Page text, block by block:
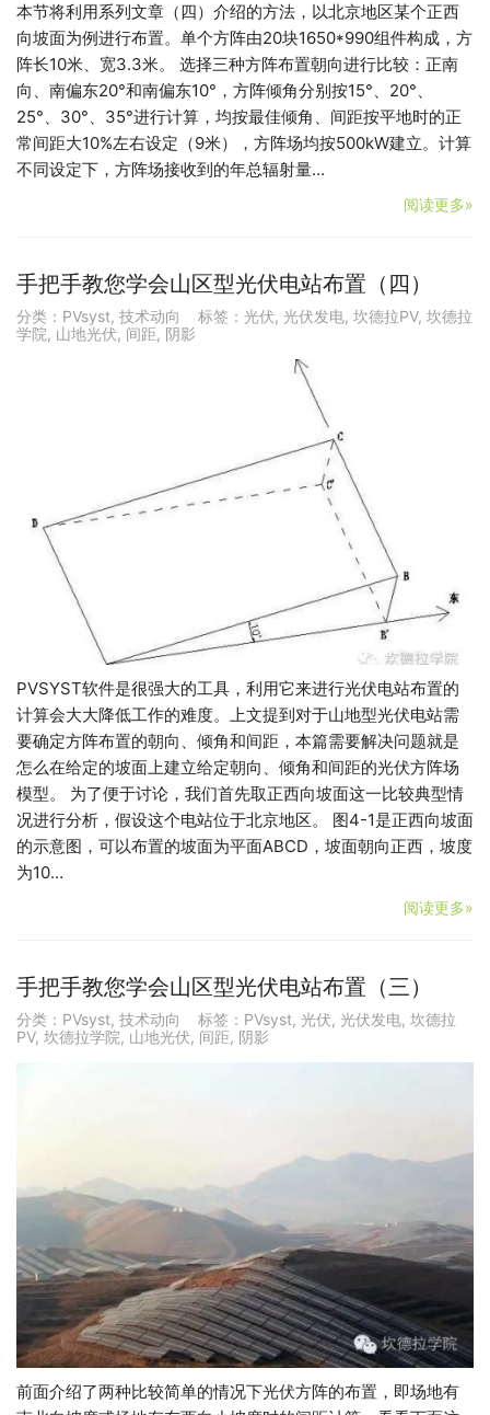
本节将利用系列文章（四）介绍的方法，以北京地区某个正西
向坡面为例进行布置。单个方阵由20块1650*990组件构成，方
阵长10米、宽3.3米。 选择三种方阵布置朝向进行比较：正南
向、南偏东20°和南偏东10°，方阵倾角分别按15°、20°、
25°、30°、35°进行计算，均按最佳倾角、间距按平地时的正
常间距大10%左右设定（9米），方阵场均按500kW建立。计算
不同设定下，方阵场接收到的年总辐射量…
阅读更多»
手把手教您学会山区型光伏电站布置（四）
分类： PVsyst, 技术动向 标签： 光伏, 光伏发电, 坎德拉PV, 坎德拉
学院, 山地光伏, 间距, 阴影
PVSYST软件是很强大的工具，利用它来进行光伏电站布置的
计算会大大降低工作的难度。上文提到对于山地型光伏电站需
要确定方阵布置的朝向、倾角和间距，本篇需要解决问题就是
怎么在给定的坡面上建立给定朝向、倾角和间距的光伏方阵场
模型。 为了便于讨论，我们首先取正西向坡面这一比较典型情
况进行分析，假设这个电站位于北京地区。 图4-1是正西向坡面
的示意图，可以布置的坡面为平面ABCD，坡面朝向正西，坡度
为10…
阅读更多»
手把手教您学会山区型光伏电站布置（三）
分类： PVsyst, 技术动向 标签： PVsyst, 光伏, 光伏发电, 坎德拉
PV, 坎德拉学院, 山地光伏, 间距, 阴影
前面介绍了两种比较简单的情况下光伏方阵的布置，即场地有